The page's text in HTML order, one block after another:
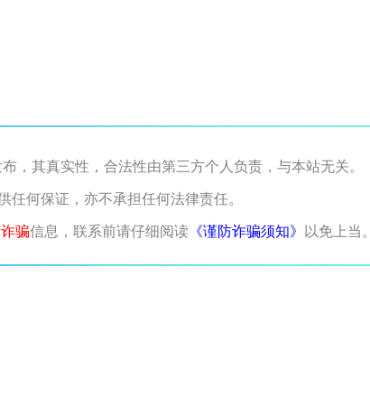
，其真实性，合法性由第三方个人负责，与本站无关。
任何保证，亦不承担任何法律责任。
骗信息，联系前请仔细阅读 《谨防诈骗须知》 以免上当。